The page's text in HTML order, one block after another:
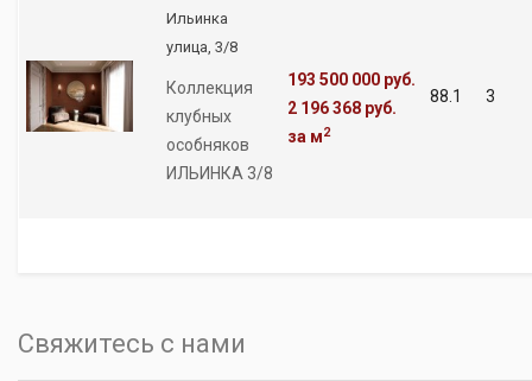
Ильинка
улица, 3/8
Коллекция
клубных
особняков
ИЛЬИНКА 3/8
193 500 000 руб.
2 196 368 руб.
за м2
88.1 3
Свяжитесь с нами